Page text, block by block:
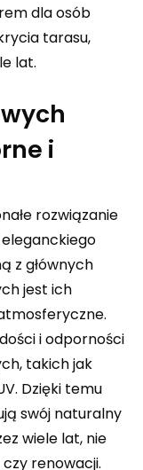
dla osób
tarasu,
lat.
i
rozwiązanie
z głównych
jest ich
i odporności
takich jak
Dzięki temu
swój naturalny
wiele lat, nie
renowacji.